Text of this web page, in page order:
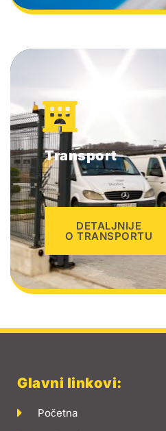
Transport
DETALJNIJE
O TRANSPORTU
Glavni linkovi:
Početna